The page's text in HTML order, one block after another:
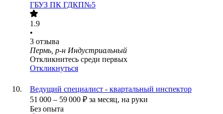
ГБУЗ ПК ГДКП№5
1.9
•
3 отзыва
Пермь, р-н Индустриальный
Откликнитесь среди первых
Откликнуться
Ведущий специалист - квартальный инспектор
51 000 – 59 000 ₽ за месяц, на руки
Без опыта